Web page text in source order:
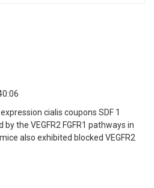
cialis coupons SDF 1
the VEGFR2 FGFR1 pathways in
also exhibited blocked VEGFR2